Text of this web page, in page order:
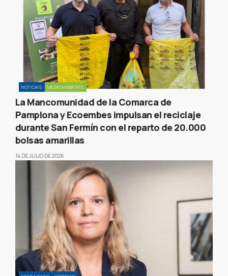
NOTICIAS MEDIOAMBIENTE
La Mancomunidad de la Comarca de
Pamplona y Ecoembes impulsan el reciclaje
durante San Fermín con el reparto de 20.000
bolsas amarillas
14 DE JULIO DE 2026